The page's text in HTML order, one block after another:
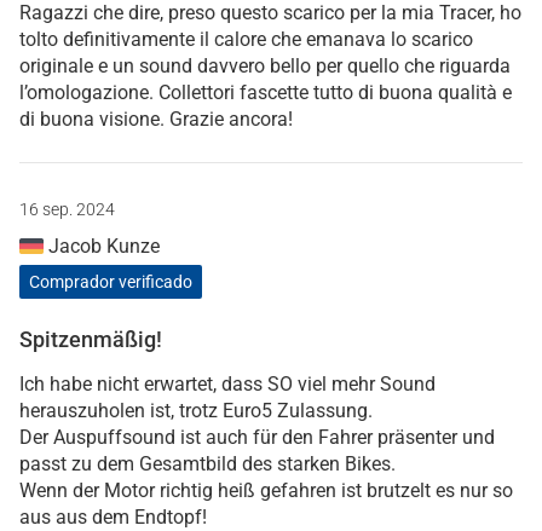
Ragazzi che dire, preso questo scarico per la mia Tracer, ho
tolto definitivamente il calore che emanava lo scarico
originale e un sound davvero bello per quello che riguarda
l’omologazione. Collettori fascette tutto di buona qualità e
di buona visione. Grazie ancora!
16 sep. 2024
Jacob Kunze
Comprador verificado
Spitzenmäßig!
Ich habe nicht erwartet, dass SO viel mehr Sound
herauszuholen ist, trotz Euro5 Zulassung.
Der Auspuffsound ist auch für den Fahrer präsenter und
passt zu dem Gesamtbild des starken Bikes.
Wenn der Motor richtig heiß gefahren ist brutzelt es nur so
aus aus dem Endtopf!